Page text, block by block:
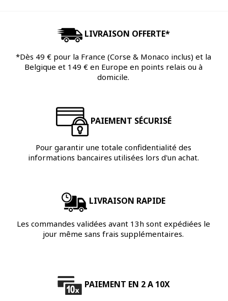
LIVRAISON OFFERTE*
*Dès 49 € pour la France (Corse & Monaco inclus) et la
Belgique et 149 € en Europe en points relais ou à
domicile.
PAIEMENT SÉCURISÉ
Pour garantir une totale confidentialité des
informations bancaires utilisées lors d'un achat.
LIVRAISON RAPIDE
Les commandes validées avant 13h sont expédiées le
jour même sans frais supplémentaires.
PAIEMENT EN 2 A 10X